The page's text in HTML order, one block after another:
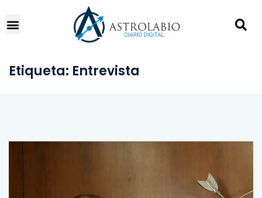
Etiqueta: Entrevista